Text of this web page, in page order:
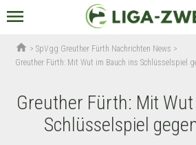
menu
home >SpVgg Greuther Fürth Nachrichten News >
Greuther Fürth: Mit Wut im Bauch ins Schlüsselspiel
Greuther Fürth: Mit
Schlüsselspiel